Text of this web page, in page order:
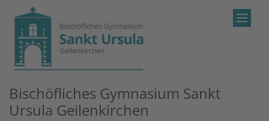
Zum Inhalt springen
Bischöfliches Gymnasium Sankt
Ursula Geilenkirchen